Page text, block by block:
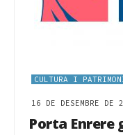
CULTURA I
16 DE DESEMBRE DE
Porta Enrere